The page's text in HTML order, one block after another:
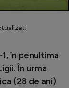
1, în penultima
În urma
(28 de ani)